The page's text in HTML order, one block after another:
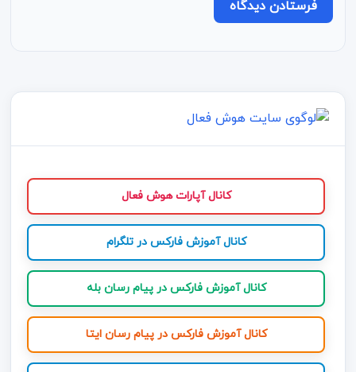
کانال آپارات هوش فعال
کانال آموزش فارکس در تلگرام
کانال آموزش فارکس در پیام رسان بله
کانال آموزش فارکس در پیام رسان ایتا